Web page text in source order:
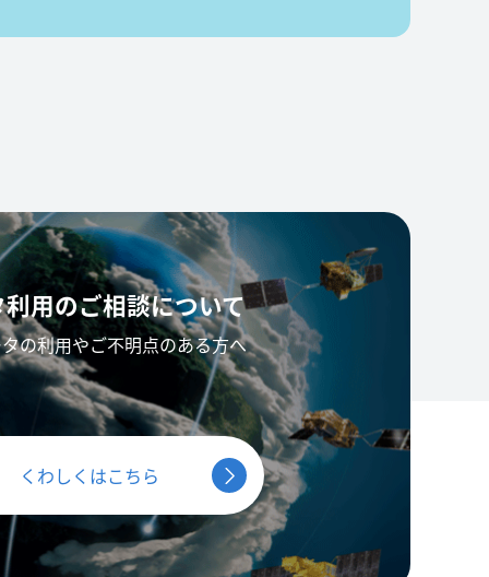
用のご相談について
の利用やご不明点のある方へ
くわしくはこちら